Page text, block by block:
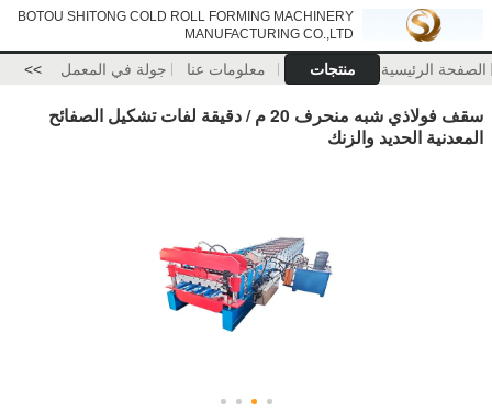
BOTOU SHITONG COLD ROLL FORMING MACHINERY
MANUFACTURING CO.,LTD
الصفحة الرئيسية منتجات معلومات عنا جولة في المعمل >>
سقف فولاذي شبه منحرف 20 م / دقيقة لفات تشكيل الصفائح
المعدنية الحديد والزنك